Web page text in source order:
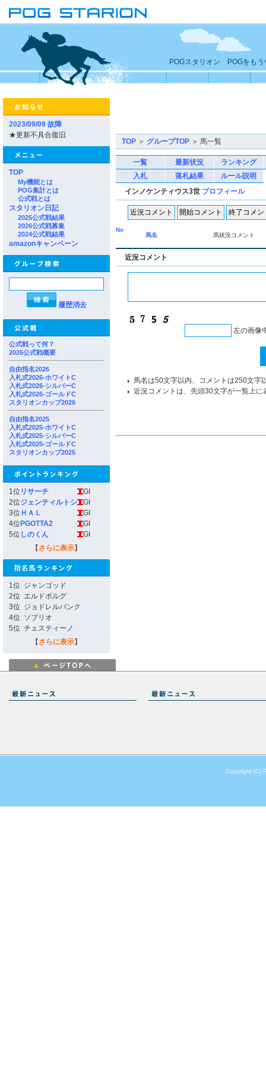
POGスタリオン POGをもう
2023/09/09 故障
★更新不具合復旧
TOP
My機能とは
POG集計とは
公式戦とは
スタリオン日記
2025公式戦結果
2026公式戦募集
2024公式戦結果
amazonキャンペーン
履歴消去
公式戦って何？
2026公式戦概要
自由指名2026
入札式2026-ホワイトC
入札式2026-シルバーC
入札式2026-ゴールドC
スタリオンカップ2026
自由指名2025
入札式2025-ホワイトC
入札式2025-シルバーC
入札式2025-ゴールドC
スタリオンカップ2025
1位 リサーチ
GI
2位ジェンティルトシ
GI
3位 ＨＡＬ
GI
4位 PGOTTA2
GI
5位 しのくん
GI
【 さらに表示】
1位 ジャンゴッド
2位 エルドボルグ
3位 ジョドレルバンク
4位 ソブリオ
5位 チェスティーノ
【 さらに表示】
TOP ＞ グループTOP ＞ 馬一覧
一覧 最新状況
ランキング
入札
落札結果
ルール説明
インノケンティウス3世 プロフィール
No
馬名
馬状況コメント
近況コメント
左の画像
馬名は50文字以内、コメントは250文字
近況コメントは、先頭30文字が一覧上に
Copyright (C)